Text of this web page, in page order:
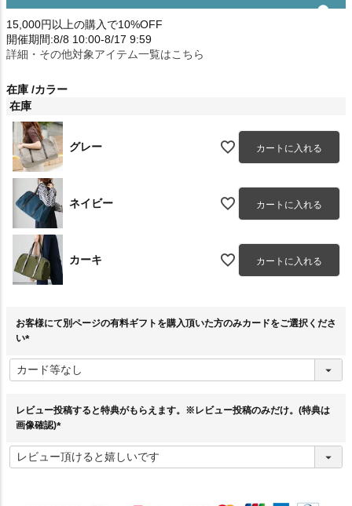
15,000円以上の購入で10%OFF
開催期間:8/8 10:00-8/17 9:59
詳細・その他対象アイテム一覧はこちら
在庫 カラー
在庫
グレー カートに入れる
ネイビー カートに入れる
カーキ カートに入れる
お客様にて別ページの有料ギフトを購入頂いた方のみカードをご選択くださ
い
必
須
レビュー投稿すると特典がもらえます。※レビュー投稿のみだけ。(特典は
画像確認)
必
須